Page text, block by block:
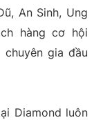
An Sinh, Ung
hàng cơ hội
gia đầu
Diamond luôn